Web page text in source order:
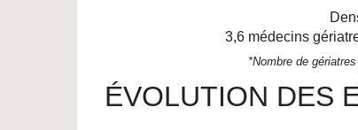
3,6médecins
*Nombre de
ÉVOLUTION DES